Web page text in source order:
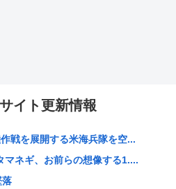
イト更新情報
戦を展開する米海兵隊を空...
マネギ、お前らの想像する1....
落